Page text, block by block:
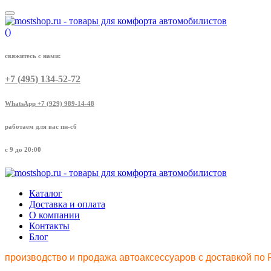
()
свяжитесь с нами:
+7 (495) 134-52-72
WhatsApp +7 (929) 989-14-48
работаем для вас пн-сб
с 9 до 20:00
Каталог
Доставка и оплата
О компании
Контакты
Блог
производство и продажа автоаксессуаров с доставкой по